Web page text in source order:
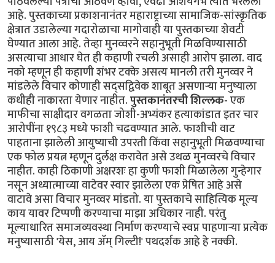
आहे. पुस्तकाच्या प्रकाशनानंतर महाराष्ट्राच्या सामाजिक-सांस्कृतिक
क्षेत्रात उडालेल्या गदारोळाचा मागोवाही या पुस्तकाच्या शेवटी
घेण्यात आला आहे. तेव्हा मुनव्वरने सहानुभूती मिळविण्यासाठी
असत्याचा आधार घेत ही कहाणी रचली असाही आरोप झाला. वाद
नको म्हणून ही कहाणी शंभर टक्के असत्य मानली तरी मुनव्वर ने
मांडलेले विचार कोणाही सद्सद्विवेक शाबूत असणाऱ्या मनुष्याला
कधीही नाकारता येणार नाहीत.पुस्तकानंतरची शिल्लक-एक
माफीचा साक्षीदार वगळता जोशी-अभ्यंकर हत्याकांडात इतर चार
आरोपींना १९८३ मध्ये फाशी चढवण्यात आले. फाशीची वाट
पाहताना झालेली आयुष्याची उपरती किंवा सहानुभूती मिळवण्याचा
एक फोल प्रयत्न म्हणून दुर्लक्ष करावेत असे उथळ मुनव्वरचे विचार
नाहीत. काही ठिकाणी अक्षरशः हा कुणी फाशी मिळालेला गुन्हेगार
नसून अध्यात्माच्या वाटेवर स्वार झालेला एक प्रेषित आहे असे
वाटावे असा विचार मुनव्वर मांडतो. या पुस्तकाचे साहित्यिक मूल्य
काय यावर टिप्पणी करण्याचा माझा अधिकार नाही. परंतु
मूल्याधारित समाजव्यवस्था निर्माण करण्याचे स्वप्न पाहणाऱ्या प्रत्येक
मनुष्यासाठी 'येस, आय ॲम् गिल्टी!' पथदर्शक आहे हे नक्की.